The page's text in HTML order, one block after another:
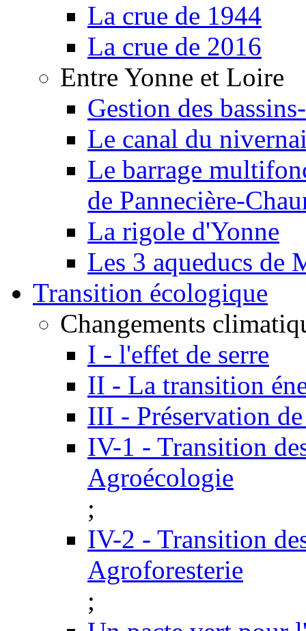
La crue de 1944
La crue de 2016
Entre Yonne et Loire
Gestion des
Le canal du
Le barrage
de Pannecière-
La rigole d'Yonne
Les 3 aqueducs de
Transition écologique
Changements
I - l'effet de serre
II - La transition
III - Préservation
IV-1 - Transition
Agroécologie
;
IV-2 - Transition
Agroforesterie
;